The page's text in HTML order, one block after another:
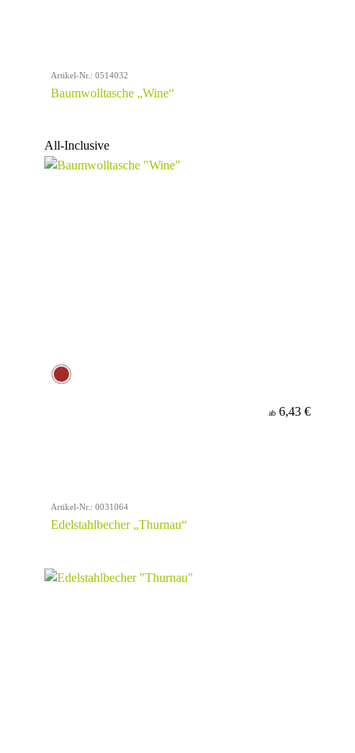
Artikel-Nr.: 0514032
Baumwolltasche „Wine“
All-Inclusive
ab 6,43 €
Artikel-Nr.: 0031064
Edelstahlbecher „Thurnau“